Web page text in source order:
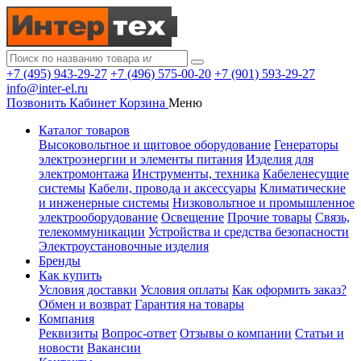
+7 (495) 943-29-27 +7 (496) 575-00-20 +7 (901) 593-29-27
info@inter-el.ru
Позвонить Кабинет Корзина Меню
Каталог товаров
Высоковольтное и щитовое оборудование Генераторы
электроэнергии и элементы питания Изделия для
электромонтажа Инструменты, техника Кабеленесущие
системы Кабели, провода и аксессуары Климатические
и инженерные системы Низковольтное и промышленное
электрооборудование Освещение Прочие товары Связь,
телекоммуникации Устройства и средства безопасности
Электроустановочные изделия
Бренды
Как купить
Условия доставки Условия оплаты Как оформить заказ?
Обмен и возврат Гарантия на товары
Компания
Реквизиты Вопрос-ответ Отзывы о компании Статьи и
новости Вакансии